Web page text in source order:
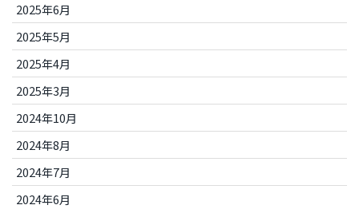
2025年6月
2025年5月
2025年4月
2025年3月
2024年10月
2024年8月
2024年7月
2024年6月